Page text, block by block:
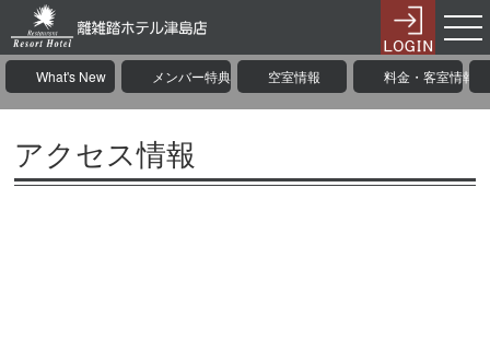
What's New メンバー特典 空室情報 料金・客室情報
アクセス情報